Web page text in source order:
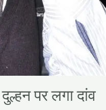
पर लगा दांव